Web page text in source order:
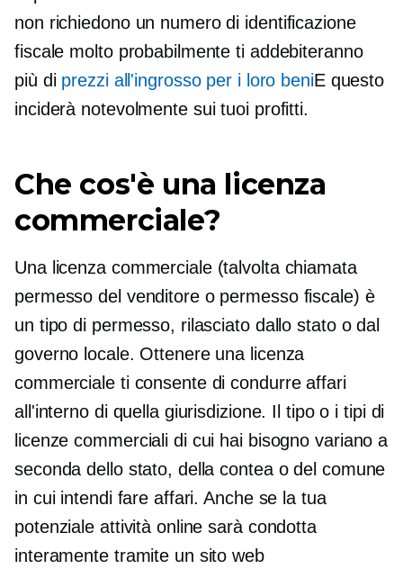
non richiedono un numero di identificazione
fiscale molto probabilmente ti addebiteranno
più di prezzi all'ingrosso per i loro beniE questo
inciderà notevolmente sui tuoi profitti.
Che cos'è una licenza
commerciale?
Una licenza commerciale (talvolta chiamata
permesso del venditore o permesso fiscale) è
un tipo di permesso, rilasciato dallo stato o dal
governo locale. Ottenere una licenza
commerciale ti consente di condurre affari
all'interno di quella giurisdizione. Il tipo o i tipi di
licenze commerciali di cui hai bisogno variano a
seconda dello stato, della contea o del comune
in cui intendi fare affari. Anche se la tua
potenziale attività online sarà condotta
interamente tramite un sito web